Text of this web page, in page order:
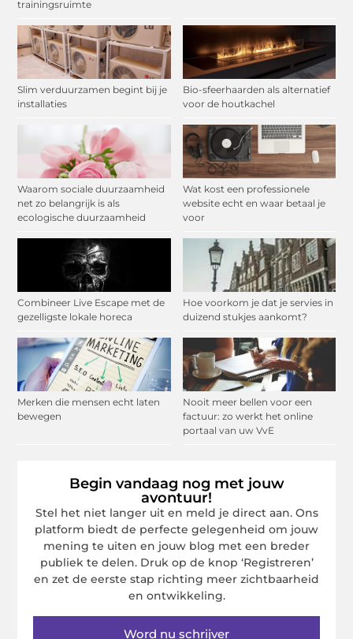
trainingsruimte
Slim verduurzamen begint bij je
installaties
Bio-sfeerhaarden als alternatief
voor de houtkachel
Waarom sociale duurzaamheid
net zo belangrijk is als
ecologische duurzaamheid
Wat kost een professionele
website echt en waar betaal je
voor
Combineer Live Escape met de
gezelligste lokale horeca
Hoe voorkom je dat je servies in
duizend stukjes aankomt?
Merken die mensen echt laten
bewegen
Nooit meer bellen voor een
factuur: zo werkt het online
portaal van uw VvE
Begin vandaag nog met jouw
avontuur!
Stel het niet langer uit en meld je direct aan. Ons
platform biedt de perfecte gelegenheid om jouw
mening te uiten en jouw blog met een breder
publiek te delen. Druk op de knop ‘Registreren’
en zet de eerste stap richting meer zichtbaarheid
en ontwikkeling.
Word nu schrijver